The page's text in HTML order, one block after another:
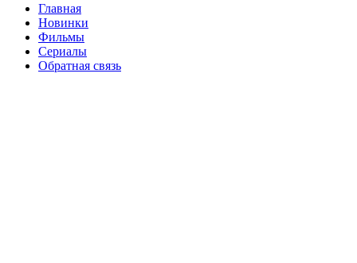
Главная
Новинки
Фильмы
Сериалы
Обратная связь